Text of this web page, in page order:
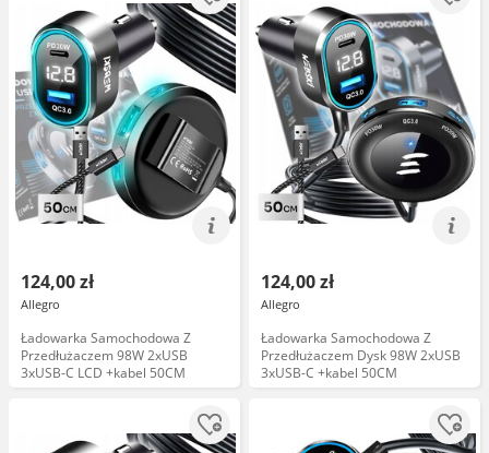
124,00 zł
Allegro
Ładowarka Samochodowa Z
Przedłużaczem 98W 2xUSB
3xUSB-C LCD +kabel 50CM
124,00 zł
Allegro
Ładowarka Samochodowa Z
Przedłużaczem Dysk 98W 2xUSB
3xUSB-C +kabel 50CM